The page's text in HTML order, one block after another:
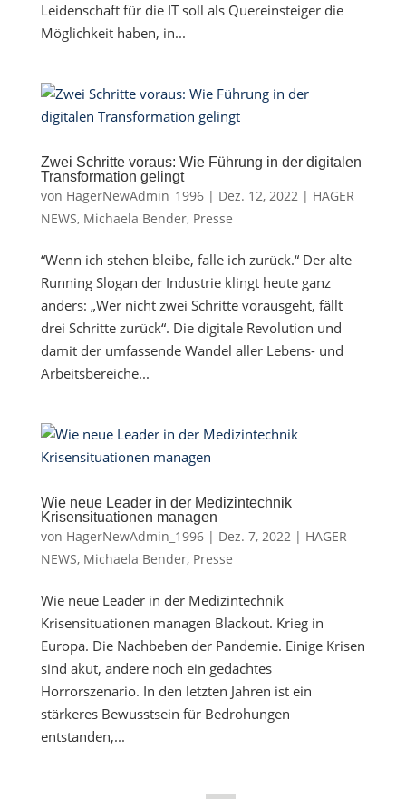
Leidenschaft für die IT soll als Quereinsteiger die
Möglichkeit haben, in...
Zwei Schritte voraus: Wie Führung in der digitalen
Transformation gelingt
von HagerNewAdmin_1996| Dez. 12, 2022| HAGER
NEWS, Michaela Bender, Presse
“Wenn ich stehen bleibe, falle ich zurück.“ Der alte
Running Slogan der Industrie klingt heute ganz
anders: „Wer nicht zwei Schritte vorausgeht, fällt
drei Schritte zurück“. Die digitale Revolution und
damit der umfassende Wandel aller Lebens- und
Arbeitsbereiche...
Wie neue Leader in der Medizintechnik
Krisensituationen managen
von HagerNewAdmin_1996| Dez. 7, 2022| HAGER
NEWS, Michaela Bender, Presse
Wie neue Leader in der Medizintechnik
Krisensituationen managen Blackout. Krieg in
Europa. Die Nachbeben der Pandemie. Einige Krisen
sind akut, andere noch ein gedachtes
Horrorszenario. In den letzten Jahren ist ein
stärkeres Bewusstsein für Bedrohungen
entstanden,...